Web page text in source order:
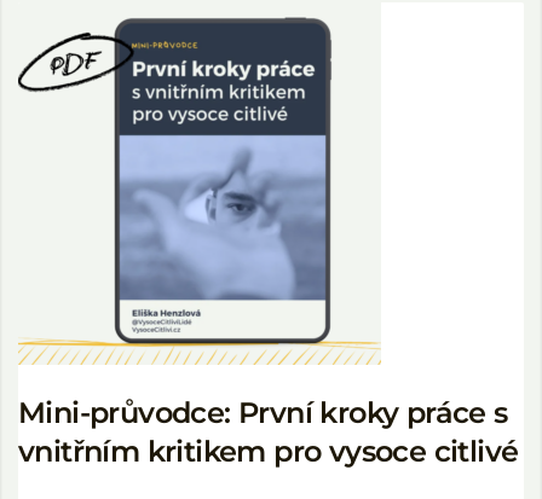
Mini-průvodce: První kroky práce s
vnitřním kritikem pro vysoce citlivé